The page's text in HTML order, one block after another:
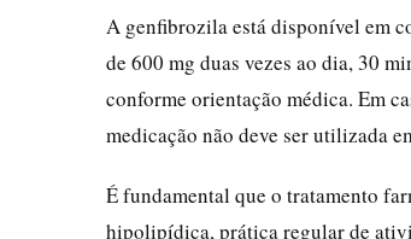
A genfibrozila está disponível em
de 600 mg duas vezes ao dia, 30
conforme orientação médica. Em
medicação não deve ser utilizada
É fundamental que o tratamento
hipolipídica, prática regular de